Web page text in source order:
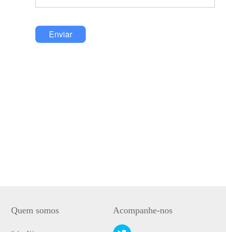
Enviar
Quem somos Acompanhe-nos